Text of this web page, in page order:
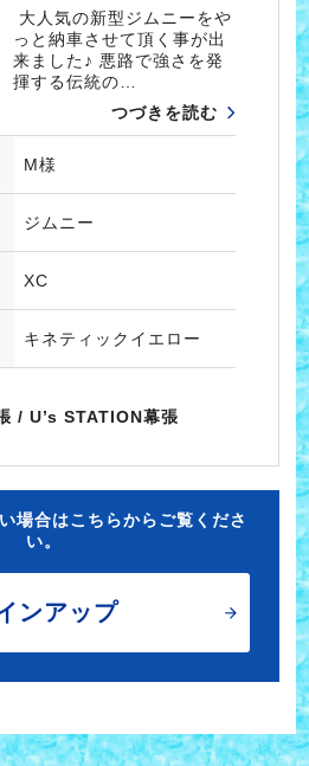
大人気の新型ジムニーをや
っと納車させて頂く事が出
来ました♪ 悪路で強さを発
揮する伝統の…
つづきを読む
M様
ジムニー
XC
キネティックイエロー
/ U’s STATION幕張
場合はこちらからご覧くださ
い。
ンアップ